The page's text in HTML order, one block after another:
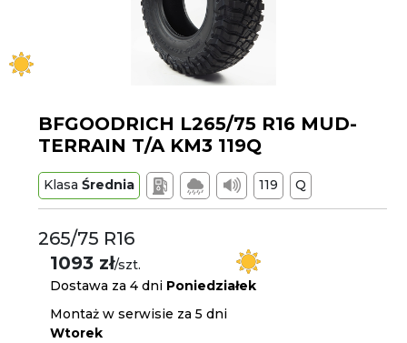
BFGOODRICH L265/75 R16 MUD-
TERRAIN T/A KM3 119Q
KlasaŚrednia 119 Q
265/75 R16
1093 zł/szt.
Dostawa za 4 dni Poniedziałek
Montaż w serwisie za 5 dni
Wtorek